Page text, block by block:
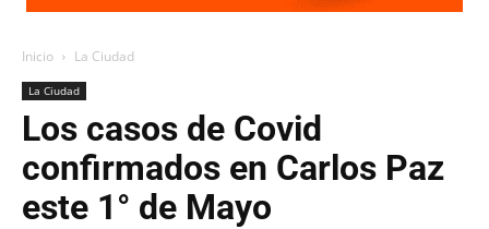
Inicio La Ciudad
La Ciudad
Los casos de Covid
confirmados en Carlos Paz
este 1° de Mayo